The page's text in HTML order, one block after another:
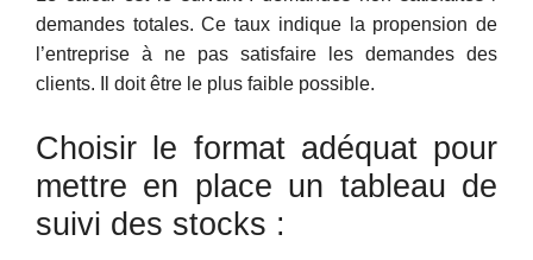
demandes totales. Ce taux indique la propension de
l’entreprise à ne pas satisfaire les demandes des
clients. Il doit être le plus faible possible.
Choisir le format adéquat pour
mettre en place un tableau de
suivi des stocks :